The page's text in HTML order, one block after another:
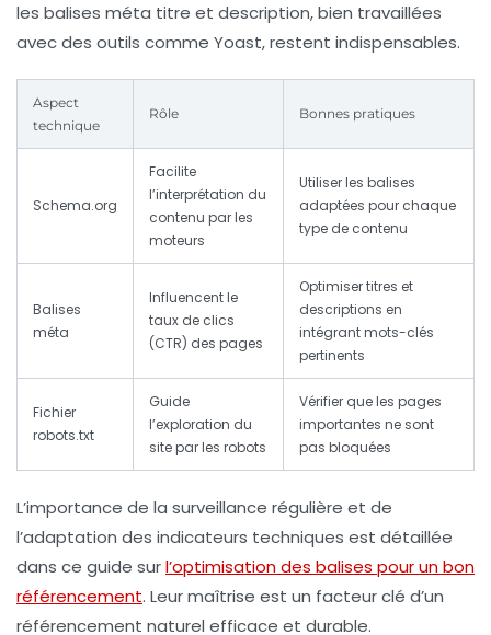
les balises méta titre et description, bien travaillées
avec des outils comme Yoast, restent indispensables.
Aspect
technique
Rôle Bonnes pratiques
Schema.org
Facilite
l’interprétation du
contenu par les
moteurs
Utiliser les balises
adaptées pour chaque
type de contenu
Balises
méta
Influencent le
taux de clics
(CTR) des pages
Optimiser titres et
descriptions en
intégrant mots-clés
pertinents
Fichier
robots.txt
Guide
l’exploration du
site par les robots
Vérifier que les pages
importantes ne sont
pas bloquées
L’importance de la surveillance régulière et de
l’adaptation des indicateurs techniques est détaillée
dans ce guide surl’optimisation des balises pour un bon
référencement. Leur maîtrise est un facteur clé d’un
référencement naturel efficace et durable.